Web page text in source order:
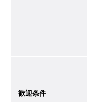
歓迎条件